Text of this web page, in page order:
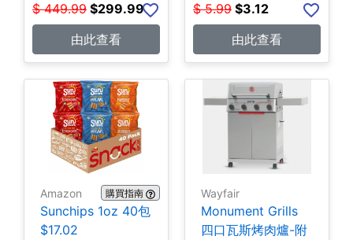
$ 449.99 $299.99
由此查看
$ 5.99 $3.12
由此查看
Amazon 購買指南
Sunchips 1oz 40包
$17.02
Wayfair
Monument Grills
四口瓦斯烤肉爐-附